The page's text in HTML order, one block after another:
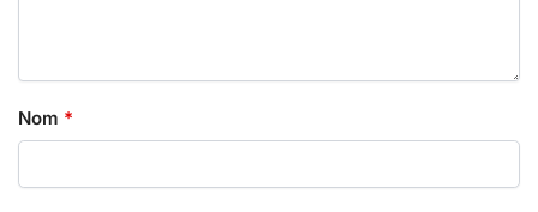
Nom *